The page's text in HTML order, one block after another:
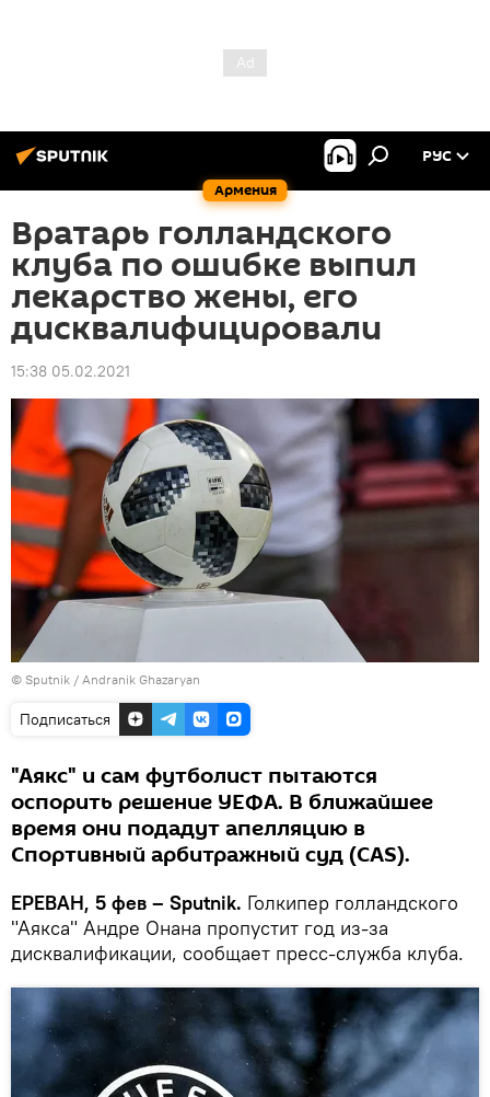
Армения
РУС
Вратарь голландского
клуба по ошибке выпил
лекарство жены, его
дисквалифицировали
15:38 05.02.2021
© Sputnik / Andranik Ghazaryan
Подписаться
"Аякс" и сам футболист пытаются
оспорить решение УЕФА. В ближайшее
время они подадут апелляцию в
Спортивный арбитражный суд (CAS).
ЕРЕВАН, 5 фев – Sputnik. Голкипер голландского
"Аякса" Андре Онана пропустит год из-за
дисквалификации, сообщает пресс-служба клуба.